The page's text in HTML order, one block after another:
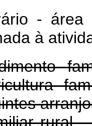
- área
à
rural